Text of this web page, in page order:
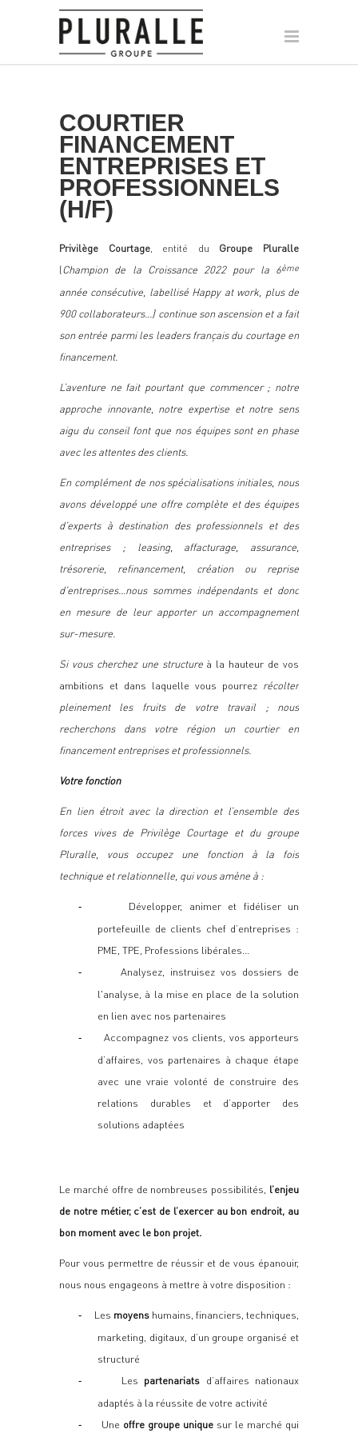
COURTIER
FINANCEMENT
ENTREPRISES ET
PROFESSIONNELS
(H/F)
Privilège Courtage, entité du Groupe Pluralle
(Champion de la Croissance 2022 pour la 6ème
année consécutive, labellisé Happy at work, plus de
900 collaborateurs…) continue son ascension et a fait
son entrée parmi les leaders français du courtage en
financement.
L’aventure ne fait pourtant que commencer ; notre
approche innovante, notre expertise et notre sens
aigu du conseil font que nos équipes sont en phase
avec les attentes des clients.
En complément de nos spécialisations initiales, nous
avons développé une offre complète et des équipes
d’experts à destination des professionnels et des
entreprises ; leasing, affacturage, assurance,
trésorerie, refinancement, création ou reprise
d’entreprises…nous sommes indépendants et donc
en mesure de leur apporter un accompagnement
sur-mesure.
Si vous cherchez une structure à la hauteur de vos
ambitions et dans laquelle vous pourrez récolter
pleinement les fruits de votre travail ; nous
recherchons dans votre région un courtier en
financement entreprises et professionnels.
Votre fonction
En lien étroit avec la direction et l’ensemble des
forces vives de Privilège Courtage et du groupe
Pluralle, vous occupez une fonction à la fois
technique et relationnelle, qui vous amène à :
-
Développer, animer et fidéliser un
portefeuille de clients chef d’entreprises :
PME, TPE, Professions libérales…
-
Analysez, instruisez vos dossiers de
l'analyse, à la mise en place de la solution
en lien avec nos partenaires
-
Accompagnez vos clients, vos apporteurs
d’affaires, vos partenaires à chaque étape
avec une vraie volonté de construire des
relations durables et d’apporter des
solutions adaptées
Le marché offre de nombreuses possibilités, l’enjeu
de notremétier, c’est de l’exercer au bon endroit, au
bon moment avec le bon projet.
Pour vous permettre de réussir et de vous épanouir,
nous nous engageons à mettre à votre disposition :
- Les moyens humains, financiers, techniques,
marketing, digitaux, d’un groupe organisé et
structuré
- Les partenariats d’affaires nationaux
adaptés à la réussite de votre activité
- Une offre groupe unique sur le marché qui